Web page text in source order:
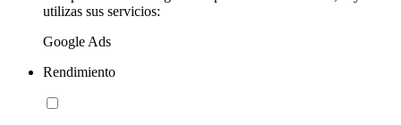
utilizas sus servicios:
Google Ads
Rendimiento